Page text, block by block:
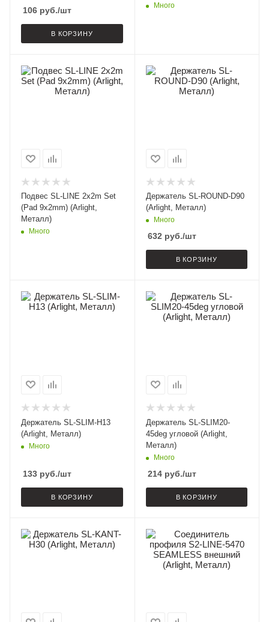
106 руб./шт
В КОРЗИНУ
Много
Подвес SL-LINE 2x2m Set
(Pad 9x2mm) (Arlight,
Металл)
Много
Держатель SL-ROUND-D90
(Arlight, Металл)
Много
632 руб./шт
В КОРЗИНУ
Держатель SL-SLIM-H13
(Arlight, Металл)
Много
133 руб./шт
В КОРЗИНУ
Держатель SL-SLIM20-
45deg угловой (Arlight,
Металл)
Много
214руб./шт
В КОРЗИНУ